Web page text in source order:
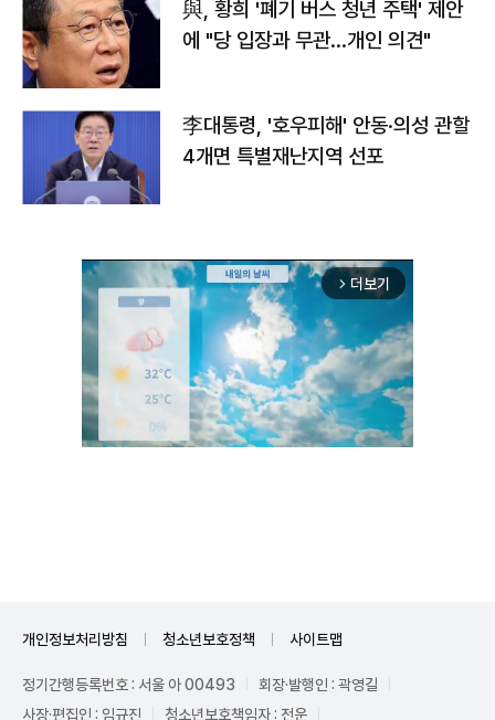
與, 황희 '폐기 버스 청년 주택' 제안
에 "당 입장과 무관…개인 의견"
李대통령, '호우피해' 안동·의성 관할
4개면 특별재난지역 선포
arrow_forward_ios 더보기
개인정보처리방침 청소년보호정책 사이트맵
정기간행등록번호 : 서울 아 00493
회장·발행인 : 곽영길
사장·편집인 : 임규진
청소년보호책임자 : 전운